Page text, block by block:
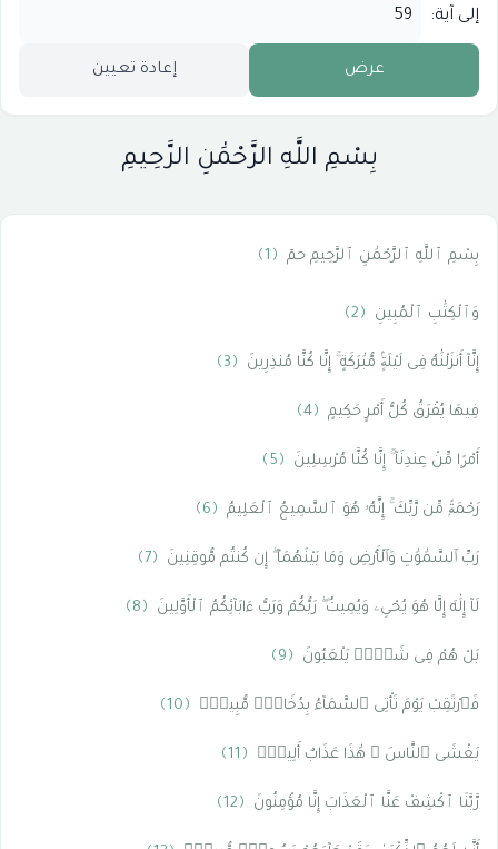
إلى آية:
عرض إعادة تعيين
بِسْمِ اللَّهِ الرَّحْمَٰنِ الرَّحِيمِ
بِسْمِ ٱللَّهِ ٱلرَّحْمَٰنِ ٱلرَّحِيمِ حمٓ ﴿1﴾
وَٱلْكِتَٰبِ ٱلْمُبِينِ ﴿2﴾
إِنَّآ أَنزَلْنَٰهُ فِى لَيْلَةٍۢ مُّبَٰرَكَةٍ ۚ إِنَّا كُنَّا مُنذِرِينَ ﴿3﴾
فِيهَا يُفْرَقُ كُلُّ أَمْرٍ حَكِيمٍ ﴿4﴾
أَمْرًۭا مِّنْ عِندِنَآ ۚ إِنَّا كُنَّا مُرْسِلِينَ ﴿5﴾
رَحْمَةًۭ مِّن رَّبِّكَ ۚ إِنَّهُۥ هُوَ ٱلسَّمِيعُ ٱلْعَلِيمُ ﴿6﴾
رَبِّ ٱلسَّمَٰوَٰتِ وَٱلْأَرْضِ وَمَا بَيْنَهُمَآ ۖ إِن كُنتُم مُّوقِنِينَ ﴿7﴾
لَآ إِلَٰهَ إِلَّا هُوَ يُحْىِۦ وَيُمِيتُ ۖ رَبُّكُمْ وَرَبُّ ءَابَآئِكُمُ ٱلْأَوَّلِينَ ﴿8﴾
بَلْ هُمْ فِى شَكٍّۢ يَلْعَبُونَ ﴿9﴾
فَٱرْتَقِبْ يَوْمَ تَأْتِى ٱلسَّمَآءُ بِدُخَانٍۢ مُّبِينٍۢ ﴿10﴾
يَغْشَى ٱلنَّاسَ ۖ هَٰذَا عَذَابٌ أَلِيمٌۭ ﴿11﴾
رَّبَّنَا ٱكْشِفْ عَنَّا ٱلْعَذَابَ إِنَّا مُؤْمِنُونَ ﴿12﴾